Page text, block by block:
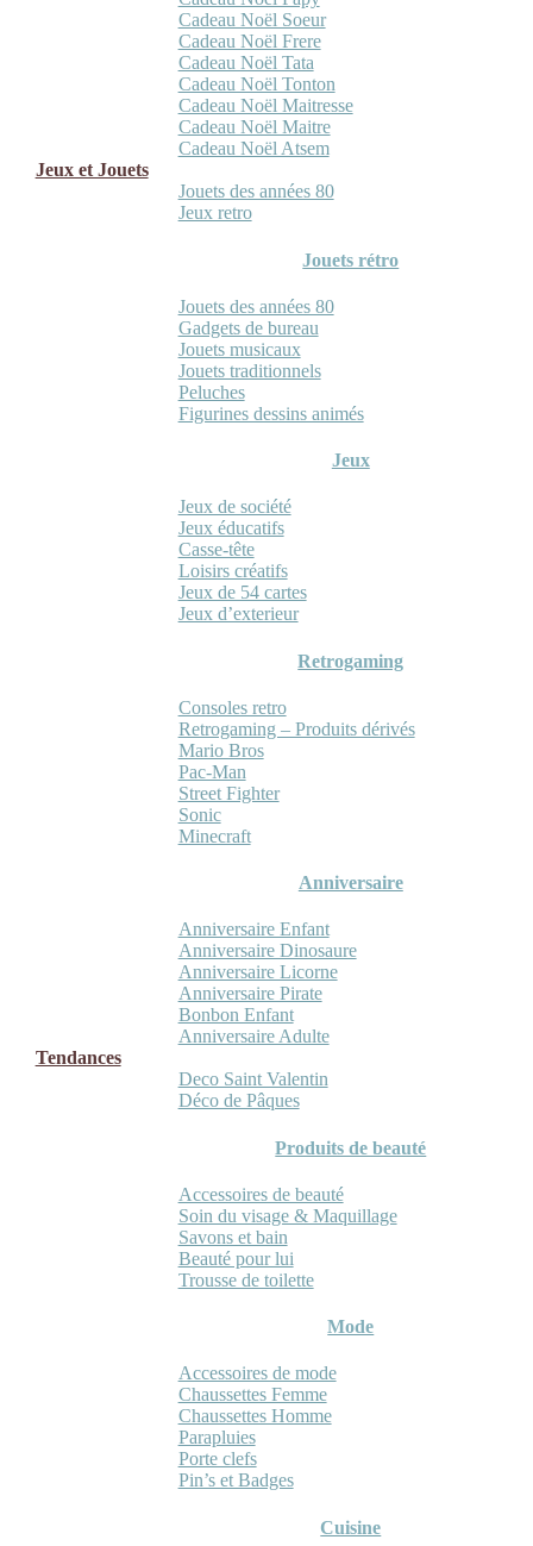
Cadeau Noël Soeur
Cadeau Noël Frere
Cadeau Noël Tata
Cadeau Noël Tonton
Cadeau Noël Maitresse
Cadeau Noël Maitre
Cadeau Noël Atsem
Jeux et Jouets
Jouets des années 80
Jeux retro
Jouets rétro
Jouets des années 80
Gadgets de bureau
Jouets musicaux
Jouets traditionnels
Peluches
Figurines dessins animés
Jeux
Jeux de société
Jeux éducatifs
Casse-tête
Loisirs créatifs
Jeux de 54 cartes
Jeux d’exterieur
Retrogaming
Consoles retro
Retrogaming – Produits dérivés
Mario Bros
Pac-Man
Street Fighter
Sonic
Minecraft
Anniversaire
Anniversaire Enfant
Anniversaire Dinosaure
Anniversaire Licorne
Anniversaire Pirate
Bonbon Enfant
Anniversaire Adulte
Tendances
Deco Saint Valentin
Déco de Pâques
Produits de beauté
Accessoires de beauté
Soin du visage & Maquillage
Savons et bain
Beauté pour lui
Trousse de toilette
Mode
Accessoires de mode
Chaussettes Femme
Chaussettes Homme
Parapluies
Porte clefs
Pin’s et Badges
Cuisine